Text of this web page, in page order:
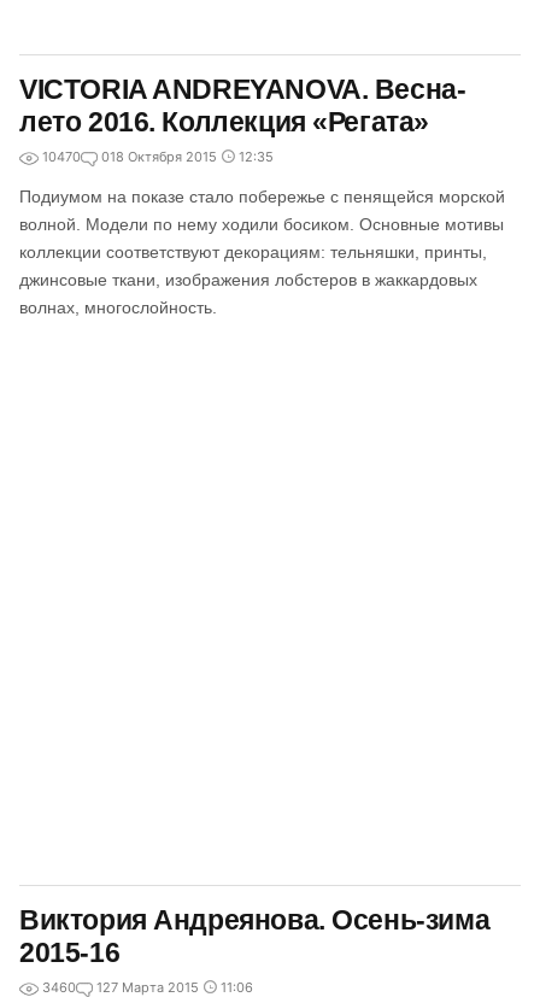
VICTORIA ANDREYANOVA. Весна-
лето 2016. Коллекция «Регата»
10470 018 Октября 2015 12:35
Подиумом на показе стало побережье с пенящейся морской
волной. Модели по нему ходили босиком. Основные мотивы
коллекции соответствуют декорациям: тельняшки, принты,
джинсовые ткани, изображения лобстеров в жаккардовых
волнах, многослойность.
Виктория Андреянова. Осень-зима
2015-16
3460 127 Марта 2015 11:06